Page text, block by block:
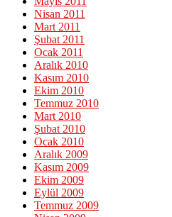
Nisan 2011
Mart 2011
Şubat 2011
Ocak 2011
Aralık 2010
Kasım 2010
Ekim 2010
Temmuz 2010
Mart 2010
Şubat 2010
Ocak 2010
Aralık 2009
Kasım 2009
Ekim 2009
Eylül 2009
Temmuz 2009